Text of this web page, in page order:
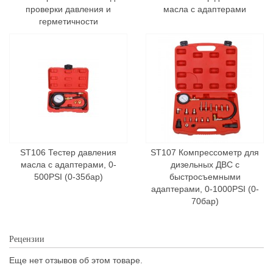
проверки давления и
герметичности
масла с адаптерами
ST106 Тестер давления
масла с адаптерами, 0-
500PSI (0-35бар)
ST107 Компрессометр для
дизельных ДВС с
быстросъемными
адаптерами, 0-1000PSI (0-
70бар)
Рецензии
Еще нет отзывов об этом товаре.